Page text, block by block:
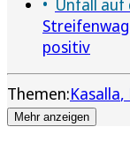
positiv
Themen:Kasalla
Mehr anzeigen